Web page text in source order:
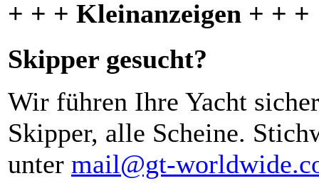
+ + + Kleinanzeigen + + +
Skipper gesucht?
Wir führen Ihre Yacht
Skipper, alle Scheine.
unter mail@gt-